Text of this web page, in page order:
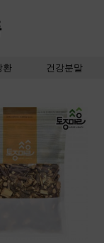
환 건강분말